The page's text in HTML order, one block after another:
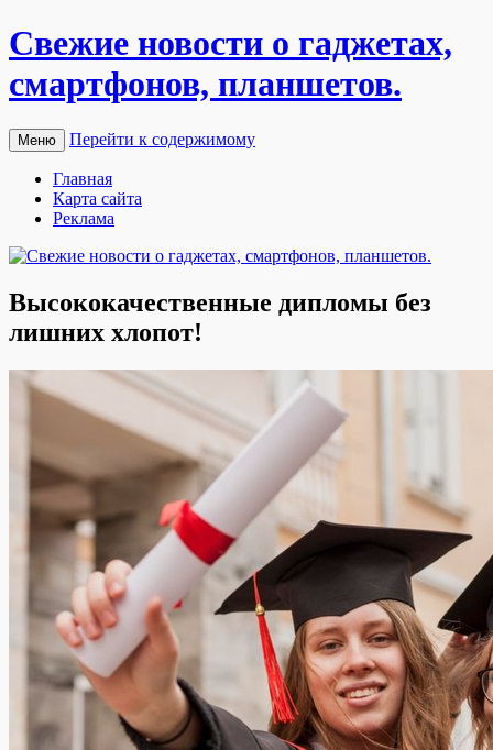
Свежие новости о гаджетах,
смартфонов, планшетов.
Меню Перейти к содержимому
Главная
Карта сайта
Реклама
Высококачественные дипломы без
лишних хлопот!